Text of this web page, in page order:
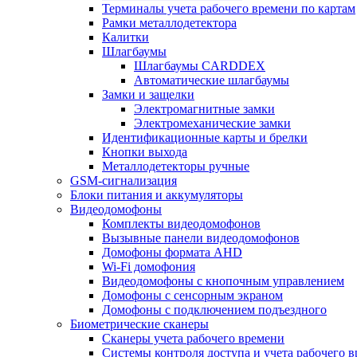
Терминалы учета рабочего времени по картам
Рамки металлодетектора
Калитки
Шлагбаумы
Шлагбаумы CARDDEX
Автоматические шлагбаумы
Замки и защелки
Электромагнитные замки
Электромеханические замки
Идентификационные карты и брелки
Кнопки выхода
Металлодетекторы ручные
GSM-сигнализация
Блоки питания и аккумуляторы
Видеодомофоны
Комплекты видеодомофонов
Вызывные панели видеодомофонов
Домофоны формата AHD
Wi-Fi домофония
Видеодомофоны с кнопочным управлением
Домофоны с сенсорным экраном
Домофоны с подключением подъездного
Биометрические сканеры
Сканеры учета рабочего времени
Системы контроля доступа и учета рабочего